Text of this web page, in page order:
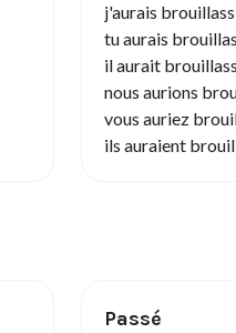
j'aurais brouillass
tu aurais
il aurait brouillass
nous aurions
vous auriez
ils auraient
Passé